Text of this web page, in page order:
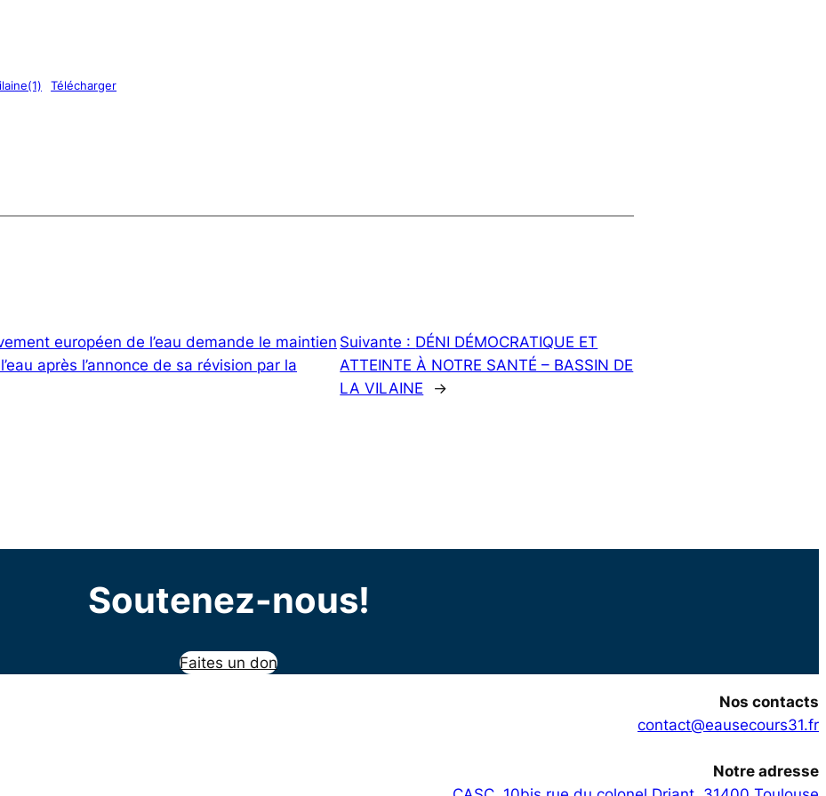
Télécharger
européen de l’eau demande le maintien
après l’annonce de sa révision par la
Suivante : DÉNI DÉMOCRATIQUE ET
ATTEINTE À NOTRE SANTÉ – BASSIN DE
LA VILAINE
→
Soutenez-nous!
Faites un don
Nos contacts
contact@eausecours31.fr
Notre adresse